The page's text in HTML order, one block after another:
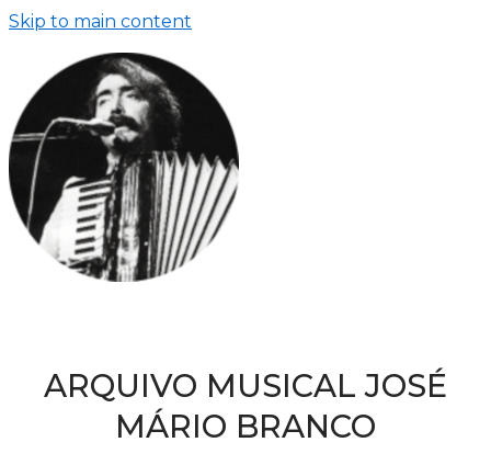
Skip to main content
ARQUIVO MUSICAL JOSÉ
MÁRIO BRANCO